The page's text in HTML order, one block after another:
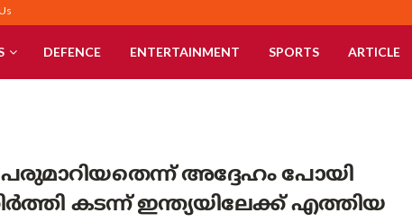
DEFENCE ENTERTAINMENT SPORTS ARTICLE
അദ്ദേഹം പോയി
കടന്ന് ഇന്ത്യയിലേക്ക് എത്തിയ